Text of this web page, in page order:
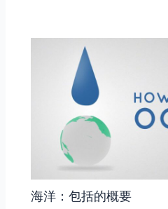
海洋：包括的概要